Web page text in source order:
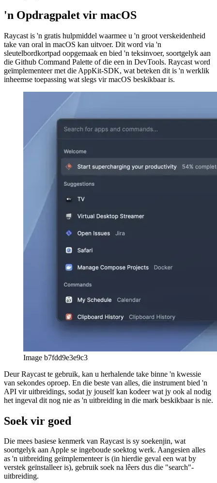
January 14, 2022
'n Opdragpalet vir macOS
Raycast is 'n gratis hulpmiddel waarmee u 'n groot verskeidenheid
take van oral in macOS kan uitvoer. Dit word via 'n
sleutelbordkortpad oopgemaak en bied 'n teksinvoer, soortgelyk aan
geïmplementeer met die AppKit-SDK, wat beteken dit is 'n werklik
inheemse toepassing wat slegs vir macOS beskikbaar is.
Image b7fdd9e3e9c3
Deur Raycast te gebruik, kan u herhalende take binne 'n kwessie
API vir uitbreidings, sodat jy jouself kan kodeer wat jy ook al nodig
het ingeval dit nog nie as 'n uitbreiding in die mark beskikbaar is nie.
Soek vir goed
Die mees basiese kenmerk van Raycast is sy soekenjin, wat
soortgelyk aan Apple se ingeboude soektog werk. Aangesien alles